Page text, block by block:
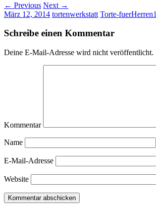
← Previous Next →
März 12, 2014 tortenwerkstatt Torte-fuerHerren1
Schreibe einen Kommentar
Deine E-Mail-Adresse wird nicht veröffentlicht.
Kommentar
Name
E-Mail-Adresse
Website